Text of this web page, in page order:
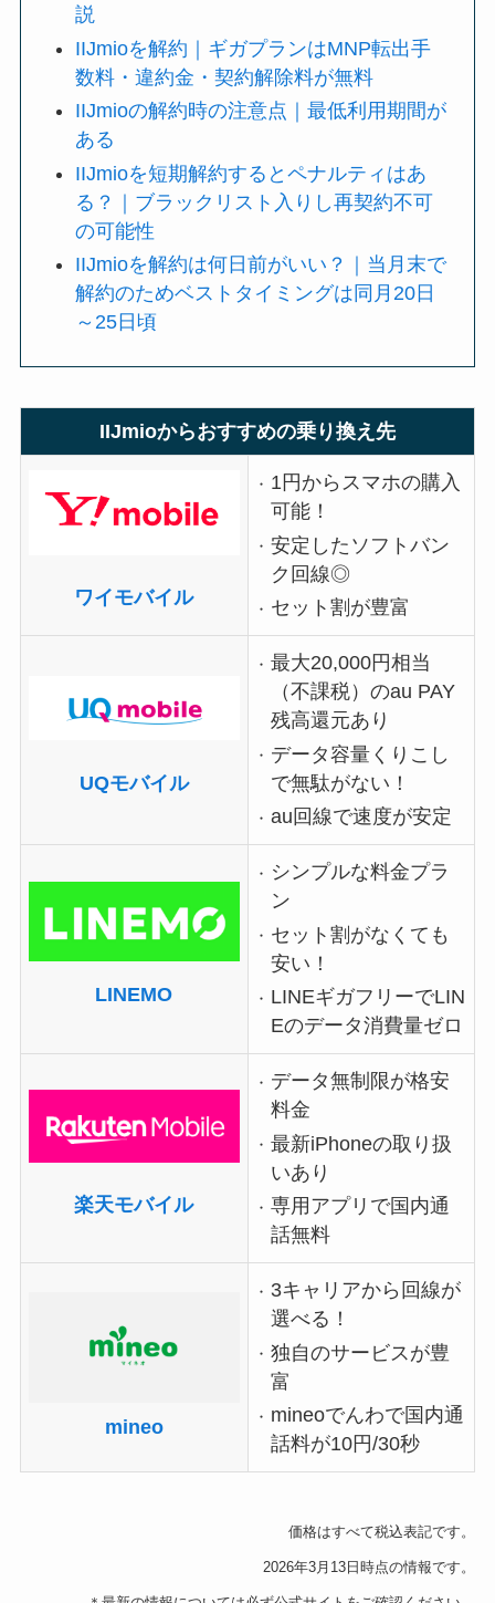
説
IIJmioを解約｜ギガプランはMNP転出手
数料・違約金・契約解除料が無料
IIJmioの解約時の注意点｜最低利用期間が
ある
IIJmioを短期解約するとペナルティはあ
る？｜ブラックリスト入りし再契約不可
の可能性
IIJmioを解約は何日前がいい？｜当月末で
解約のためベストタイミングは同月20日
～25日頃
IIJmioからおすすめの乗り換え先
ワイモバイル
1円からスマホの購入
可能！
安定したソフトバン
ク回線◎
セット割が豊富
UQモバイル
最大20,000円相当
（不課税）のau PAY
残高還元あり
データ容量くりこし
で無駄がない！
au回線で速度が安定
LINEMO
シンプルな料金プラ
ン
セット割がなくても
安い！
LINEギガフリーでLIN
Eのデータ消費量ゼロ
楽天モバイル
データ無制限が格安
料金
最新iPhoneの取り扱
いあり
専用アプリで国内通
話無料
mineo
3キャリアから回線が
選べる！
独自のサービスが豊
富
mineoでんわで国内通
話料が10円/30秒
価格はすべて税込表記です。
2026年3月13日時点の情報です。